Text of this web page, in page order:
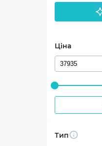
Ціна
Тип Info